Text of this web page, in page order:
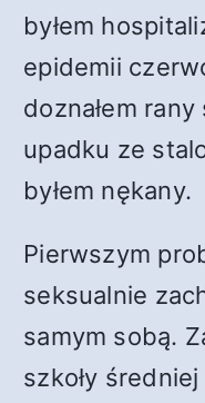
byłem
epidemii
doznałem
upadku ze
byłem nękany.
Pierwszym
seksualnie
samym sobą.
szkoły średniej